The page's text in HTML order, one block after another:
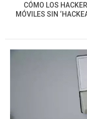
CÓMO LOS
MÓVILES SIN